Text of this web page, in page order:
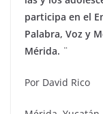
participa en el
Palabra, Voz y
Mérida. ¨
Por David Rico